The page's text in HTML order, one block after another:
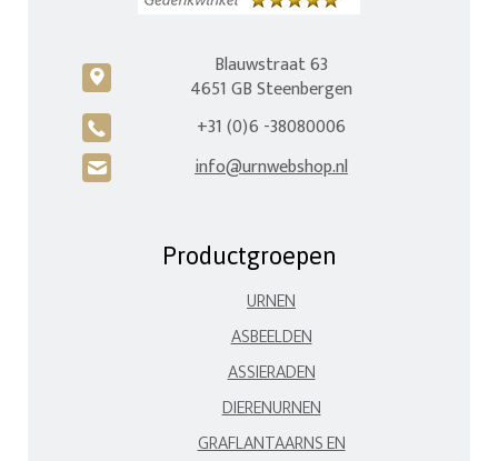
c
Blauwstraat 63
4651 GB Steenbergen
A +31 (0)6 -38080006
H info@urnwebshop.nl
Productgroepen
URNEN
ASBEELDEN
ASSIERADEN
DIERENURNEN
GRAFLANTAARNS EN